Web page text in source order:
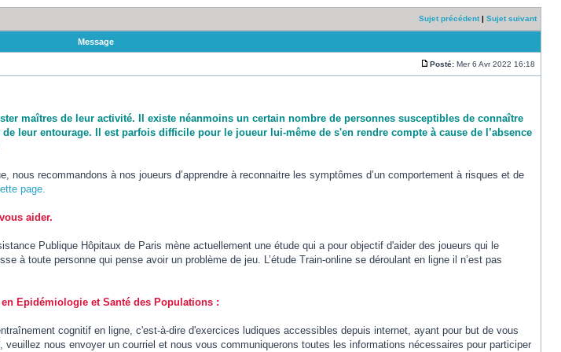
Sujet précédent| Sujet suivant
Message
Posté: Mer 6 Avr 2022 16:18
maîtres de leur activité. Il existe néanmoins un certain nombre de personnes susceptibles de connaître
leur entourage. Il est parfois difficile pour le joueur lui-même de s'en rendre compte à cause de l’absence
nous recommandons à nos joueurs d’apprendre à reconnaitre les symptômes d’un comportement à risques et de
page.
aider.
Publique Hôpitaux de Paris mène actuellement une étude qui a pour objectif d'aider des joueurs qui le
à toute personne qui pense avoir un problème de jeu. L’étude Train-online se déroulant en ligne il n’est pas
Epidémiologie et Santé des Populations :
cognitif en ligne, c'est-à-dire d'exercices ludiques accessibles depuis internet, ayant pour but de vous
nous envoyer un courriel et nous vous communiquerons toutes les informations nécessaires pour participer